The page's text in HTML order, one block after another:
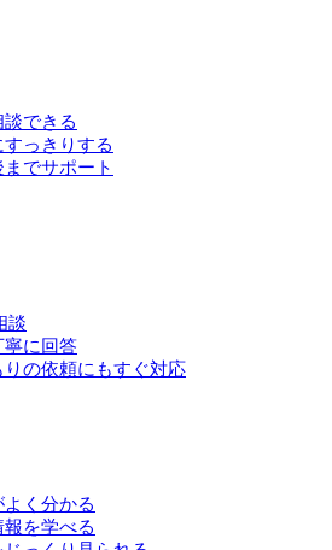
できる
っきりする
でサポート
談
寧に回答
の依頼にもすぐ対応
く分かる
を学べる